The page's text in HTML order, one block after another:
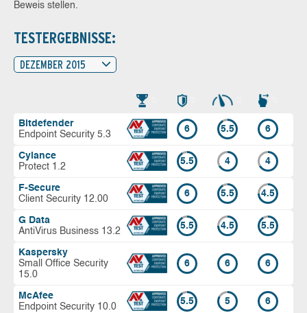
Beweis stellen.
TESTERGEBNISSE:
DEZEMBER 2015
Bitdefender
Endpoint Security 5.3
6 5.5 6
Cylance
Protect 1.2
5.5 4 4
F-Secure
Client Security 12.00
6 5.5 4.5
G Data
AntiVirus Business 13.2
5.5 4.5 5.5
Kaspersky
Small Office Security
15.0
6 6 6
McAfee
Endpoint Security 10.0
5.5 5 6